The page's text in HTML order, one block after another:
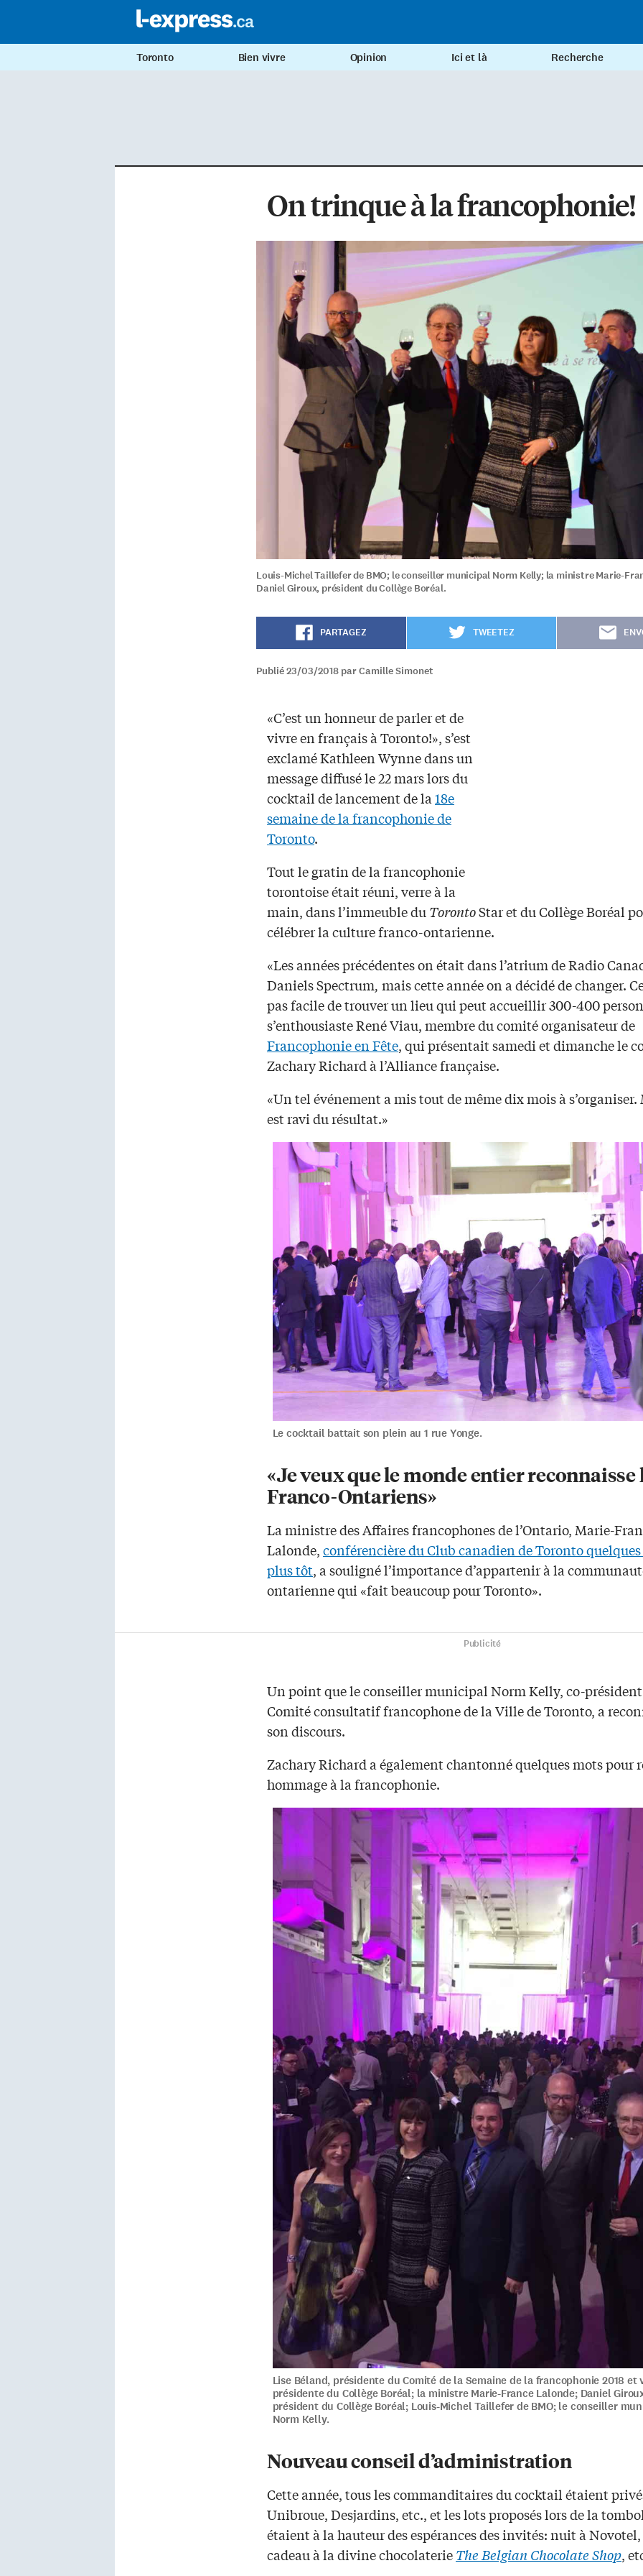
Toronto Bien vivre Opinion Ici et là Recherche
On trinque à la francophonie!
Louis-Michel Taillefer de BMO; le conseiller municipal Norm Kelly; la ministre Marie-
Daniel Giroux, président du Collège Boréal.
PARTAGEZ TWEETEZ
Publié 23/03/2018 par Camille Simonet
«C’est un honneur de parler et de
vivre en français à Toronto!», s’est
exclamé Kathleen Wynne dans un
message diffusé le 22 mars lors du
cocktail de lancement de la 18e
semaine de la francophonie de
Toronto.
Tout le gratin de la francophonie
torontoise était réuni, verre à la
main, dans l’immeuble du TorontoStar et du Collège Boréal
célébrer la culture franco-ontarienne.
«Les années précédentes on était dans l’atrium de Radio
Daniels Spectrum, mais cette année on a décidé de changer.
pas facile de trouver un lieu qui peut accueillir 300-400
s’enthousiaste René Viau, membre du comité organisateur de
Francophonie en Fête, qui présentait samedi et dimanche le
Zachary Richard à l’Alliance française.
«Un tel événement a mis tout de même dix mois à s’organiser.
est ravi du résultat.»
Le cocktail battait son plein au 1 rue Yonge.
«Je veux que le monde entier reconnaisse
Franco-Ontariens»
La ministre des Affaires francophones de l’Ontario, Marie-
Lalonde,conférencière du Club canadien de Toronto quelques
plus tôt, a souligné l’importance d’appartenir à la
ontarienne qui «fait beaucoup pour Toronto».
Publicité
Un point que le conseiller municipal Norm Kelly, co-
Comité consultatif francophone de la Ville de Toronto, a
son discours.
Zachary Richard a également chantonné quelques mots pour
hommage à la francophonie.
Lise Béland, présidente du Comité de la Semaine de la francophonie 2018 et
présidente du Collège Boréal; la ministre Marie-France Lalonde; Daniel
président du Collège Boréal; Louis-Michel Taillefer de BMO; le conseiller
Norm Kelly.
Nouveau conseil d’administration
Cette année, tous les commanditaires du cocktail étaient
Unibroue, Desjardins, etc., et les lots proposés lors de la
étaient à la hauteur des espérances des invités: nuit à
cadeau à la divine chocolaterieThe Belgian Chocolate Shop,